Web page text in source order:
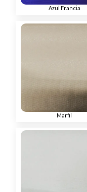
Azul Francia
Marfil